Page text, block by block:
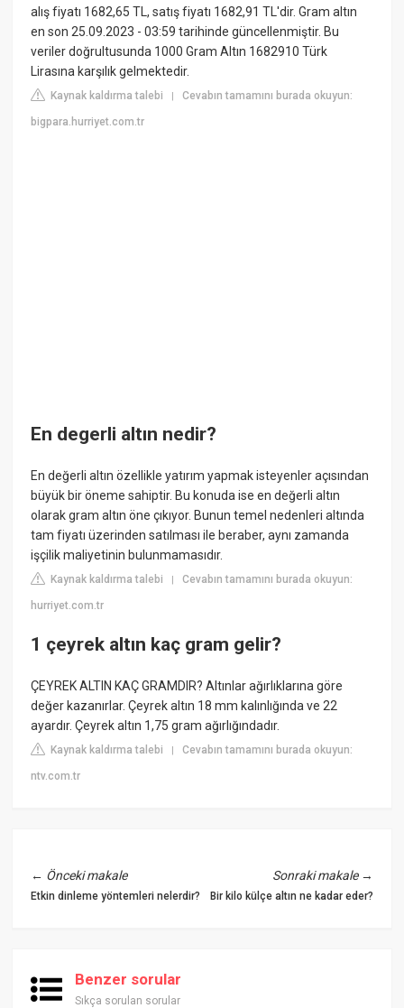
alış fiyatı 1682,65 TL, satış fiyatı 1682,91 TL'dir. Gram altın
en son 25.09.2023 - 03:59 tarihinde güncellenmiştir. Bu
veriler doğrultusunda 1000 Gram Altın 1682910 Türk
Lirasına karşılık gelmektedir.
Kaynak kaldırma talebi |Cevabın tamamını burada okuyun:
bigpara.hurriyet.com.tr
En degerli altın nedir?
En değerli altın özellikle yatırım yapmak isteyenler açısından
büyük bir öneme sahiptir. Bu konuda ise en değerli altın
olarak gram altın öne çıkıyor. Bunun temel nedenleri altında
tam fiyatı üzerinden satılması ile beraber, aynı zamanda
işçilik maliyetinin bulunmamasıdır.
Kaynak kaldırma talebi |Cevabın tamamını burada okuyun:
hurriyet.com.tr
1 çeyrek altın kaç gram gelir?
ÇEYREK ALTIN KAÇ GRAMDIR? Altınlar ağırlıklarına göre
değer kazanırlar. Çeyrek altın 18 mm kalınlığında ve 22
ayardır. Çeyrek altın 1,75 gram ağırlığındadır.
Kaynak kaldırma talebi |Cevabın tamamını burada okuyun:
ntv.com.tr
← Önceki makale
Etkin dinleme yöntemleri nelerdir?
Sonraki makale→
Bir kilo külçe altın ne kadar eder?
Benzer sorular
Sıkça sorulan sorular